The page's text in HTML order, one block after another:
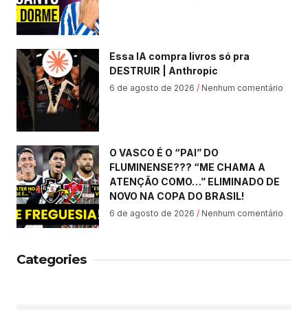
Essa IA compra livros só pra
DESTRUIR | Anthropic
6 de agosto de 2026 Nenhum comentário
O VASCO É O “PAI” DO
FLUMINENSE??? “ME CHAMA A
ATENÇÃO COMO…” ELIMINADO DE
NOVO NA COPA DO BRASIL!
6 de agosto de 2026 Nenhum comentário
Categories